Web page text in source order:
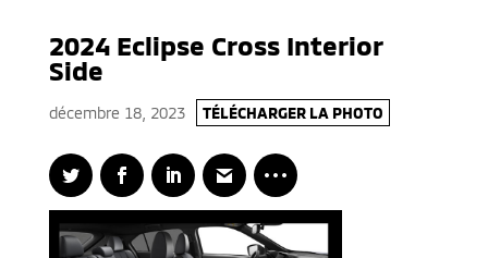
2024 Eclipse Cross Interior
Side
décembre 18, 2023 TÉLÉCHARGER LA PHOTO